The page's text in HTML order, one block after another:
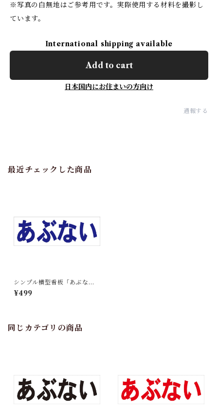
※写真の白無地はご参考用です。実際使用する材料を撮影し
ています。
International shipping available
Add to cart
日本国内にお住まいの方向け
通報する
最近チェックした商品
シンプル横型看板「あぶない
(青)」【工場・現場】屋外可
¥499
同じカテゴリの商品